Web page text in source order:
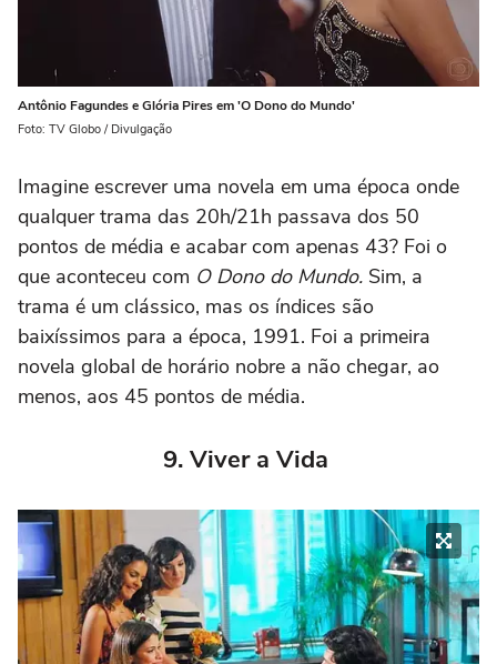
Antônio Fagundes e Glória Pires em 'O Dono do Mundo'
Foto: TV Globo / Divulgação
Imagine escrever uma novela em uma época onde
qualquer trama das 20h/21h passava dos 50
pontos de média e acabar com apenas 43? Foi o
que aconteceu com O Dono do Mundo. Sim, a
trama é um clássico, mas os índices são
baixíssimos para a época, 1991. Foi a primeira
novela global de horário nobre a não chegar, ao
menos, aos 45 pontos de média.
9. Viver a Vida